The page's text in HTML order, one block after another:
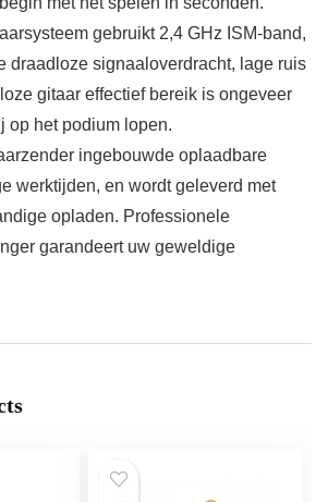
gebruikt 2,4 GHz ISM-band,
draadloze signaaloverdracht, lage ruis
gitaar effectief bereik is ongeveer
op het podium lopen.
ingebouwde oplaadbare
werktijden, en wordt geleverd met
opladen. Professionele
garandeert uw geweldige